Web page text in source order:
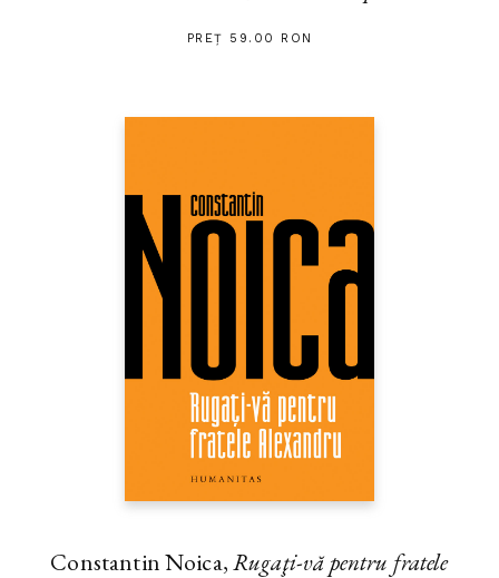
PREȚ 59.00 RON
Constantin Noica,Rugaţi-vă pentru fratele